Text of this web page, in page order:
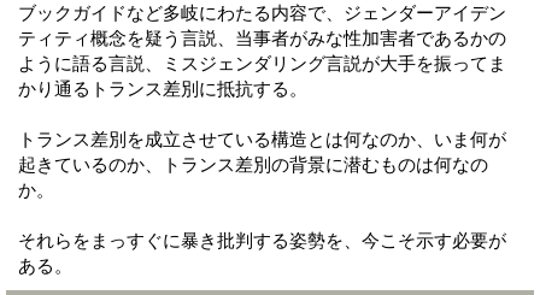
ブックガイドなど多岐にわたる内容で、ジェンダーアイデン
ティティ概念を疑う言説、当事者がみな性加害者であるかの
ように語る言説、ミスジェンダリング言説が大手を振ってま
かり通るトランス差別に抵抗する。
トランス差別を成立させている構造とは何なのか、いま何が
起きているのか、トランス差別の背景に潜むものは何なの
か。
それらをまっすぐに暴き批判する姿勢を、今こそ示す必要が
ある。